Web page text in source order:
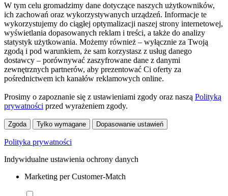
W tym celu gromadzimy dane dotyczące naszych użytkowników,
ich zachowań oraz wykorzystywanych urządzeń. Informacje te
wykorzystujemy do ciągłej optymalizacji naszej strony internetowej,
wyświetlania dopasowanych reklam i treści, a także do analizy
statystyk użytkowania. Możemy również – wyłącznie za Twoją
zgodą i pod warunkiem, że sam korzystasz z usług danego
dostawcy – porównywać zaszyfrowane dane z danymi
zewnętrznych partnerów, aby prezentować Ci oferty za
pośrednictwem ich kanałów reklamowych online.
Prosimy o zapoznanie się z ustawieniami zgody oraz naszą Polityką
prywatności przed wyrażeniem zgody.
Zgoda Tylko wymagane Dopasowanie ustawień
Polityka prywatności
Indywidualne ustawienia ochrony danych
Marketing per Customer-Match